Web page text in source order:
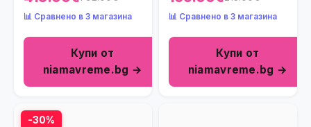
през Юли и Август!
Дете до 11.99г. -
безплатно!
📊 Сравнено в 3 магазина
Купи от
niamavreme.bg →
Халкидики, Гърция!
Дете до 11.99г. -
безплатно!
📊 Сравнено в 3 магазина
Купи от
niamavreme.bg →
-30%